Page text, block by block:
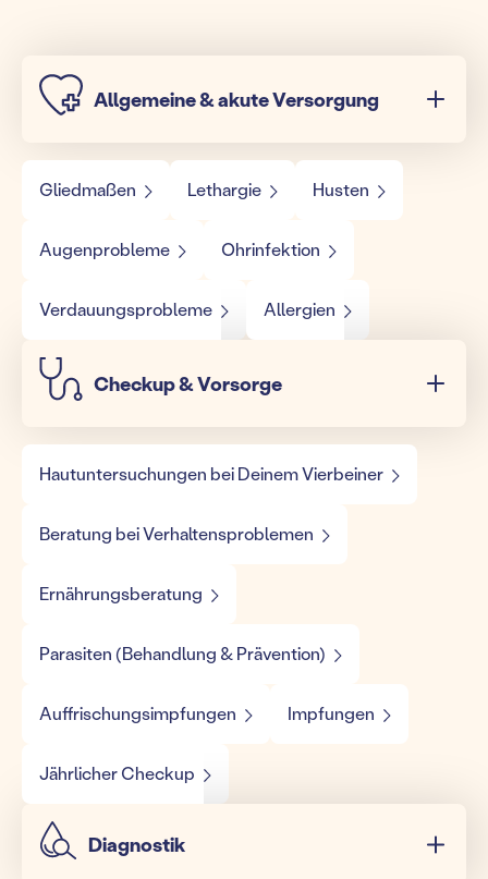
Allgemeine & akute Versorgung
Gliedmaßen Lethargie Husten
Augenprobleme Ohrinfektion
Verdauungsprobleme Allergien
Checkup & Vorsorge
Hautuntersuchungen bei Deinem Vierbeiner
Beratung bei Verhaltensproblemen
Ernährungsberatung
Parasiten (Behandlung & Prävention)
Auffrischungsimpfungen Impfungen
Jährlicher Checkup
Diagnostik